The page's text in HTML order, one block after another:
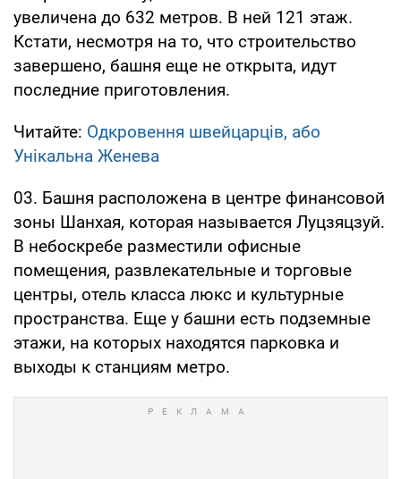
увеличена до 632 метров. В ней 121 этаж.
Кстати, несмотря на то, что строительство
завершено, башня еще не открыта, идут
последние приготовления.
Читайте: Одкровення швейцарців, або
Унікальна Женева
03. Башня расположена в центре финансовой
зоны Шанхая, которая называется Луцзяцзуй.
В небоскребе разместили офисные
помещения, развлекательные и торговые
центры, отель класса люкс и культурные
пространства. Еще у башни есть подземные
этажи, на которых находятся парковка и
выходы к станциям метро.